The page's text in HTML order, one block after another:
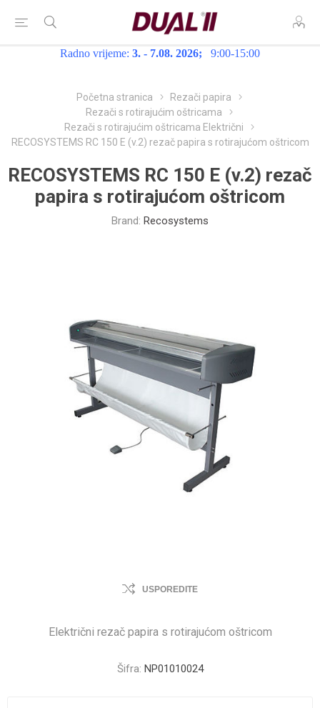
Radno vrijeme: 3. - 7.08. 2026; 9:00-15:00
Početna stranica
Rezači papira
Rezači s rotirajućim oštricama
Rezači s rotirajućim oštricama Električni
RECOSYSTEMS RC 150 E (v.2) rezač papira s rotirajućom oštricom
RECOSYSTEMS RC 150 E (v.2) rezač
papira s rotirajućom oštricom
Brand: Recosystems
USPOREDITE
Električni rezač papira s rotirajućom oštricom
Šifra: NP01010024